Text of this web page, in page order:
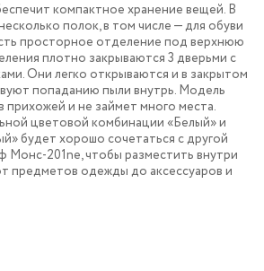
компактное хранение вещей. В
полок, в том числе — для обуви
просторное отделение под верхнюю
плотно закрываются 3 дверьми с
Они легко открываются и в закрытом
попаданию пыли внутрь. Модель
прихожей и не займет много места.
цветовой комбинации «Белый» и
будет хорошо сочетаться с другой
Монс-201ne, чтобы разместить внутри
предметов одежды до аксессуаров и